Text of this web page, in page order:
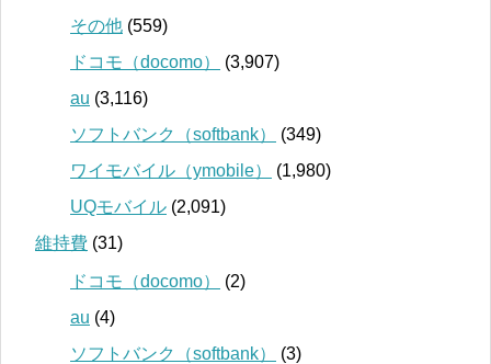
その他 (559)
ドコモ（docomo）
(3,907)
au (3,116)
ソフトバンク（softbank）
(349)
ワイモバイル（ymobile）
(1,980)
UQモバイル (2,091)
維持費 (31)
ドコモ（docomo）
(2)
au (4)
ソフトバンク（softbank）
(3)